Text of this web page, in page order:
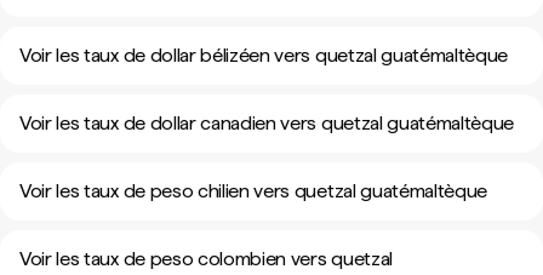
Voir les taux de dollar bélizéen vers quetzal guatémaltèque
Voir les taux de dollar canadien vers quetzal guatémaltèque
Voir les taux de peso chilien vers quetzal guatémaltèque
Voir les taux de peso colombien vers quetzal